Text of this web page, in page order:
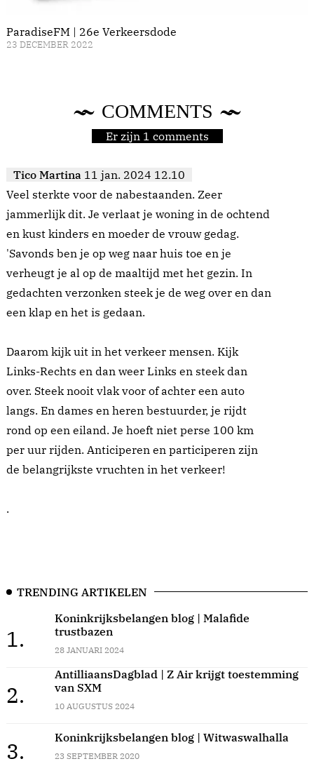
ParadiseFM | 26e Verkeersdode
23 DECEMBER 2022
COMMENTS
Er zijn 1 comments
Tico Martina 11 jan. 2024 12.10
Veel sterkte voor de nabestaanden. Zeer
jammerlijk dit. Je verlaat je woning in de ochtend
en kust kinders en moeder de vrouw gedag.
'Savonds ben je op weg naar huis toe en je
verheugt je al op de maaltijd met het gezin. In
gedachten verzonken steek je de weg over en dan
een klap en het is gedaan.
Daarom kijk uit in het verkeer mensen. Kijk
Links-Rechts en dan weer Links en steek dan
over. Steek nooit vlak voor of achter een auto
langs. En dames en heren bestuurder, je rijdt
rond op een eiland. Je hoeft niet perse 100 km
per uur rijden. Anticiperen en participeren zijn
de belangrijkste vruchten in het verkeer!
.
TRENDING ARTIKELEN
1.
Koninkrijksbelangen blog | Malafide
trustbazen
28 JANUARI 2024
2.
AntilliaansDagblad | Z Air krijgt toestemming
van SXM
10 AUGUSTUS 2024
3.
Koninkrijksbelangen blog | Witwaswalhalla
23 SEPTEMBER 2020